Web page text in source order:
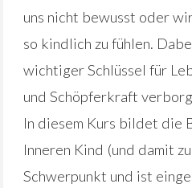
uns nicht bewusst oder
so kindlich zu fühlen.
wichtiger Schlüssel für
und Schöpferkraft
In diesem Kurs bildet die
Inneren Kind (und damit
Schwerpunkt und ist